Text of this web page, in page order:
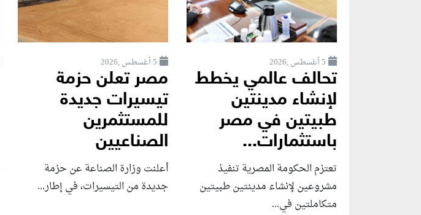
5 أغسطس ,2026
تحالف عالمي يخطط
لإنشاء مدينتين
طبيتين في مصر
باستثمارات...
تعتزم الحكومة المصرية تنفيذ
مشروعين لإنشاء مدينتين طبيتين
متكاملتين في...
5 أغسطس ,2026
مصر تعلن حزمة
تيسيرات جديدة
للمستثمرين
الصناعيين
أعلنت وزارة الصناعة عن حزمة
جديدة من التيسيرات، في إطار...